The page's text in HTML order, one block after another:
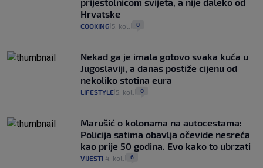
prijestolnicom svijeta, a nije daleko od
Hrvatske
COOKING 5. kol. 0
Nekad ga je imala gotovo svaka kuća u
Jugoslaviji, a danas postiže cijenu od
nekoliko stotina eura
LIFESTYLE 5. kol. 0
Marušić o kolonama na autocestama:
Policija satima obavlja očevide nesreća
kao prije 50 godina. Evo kako to ubrzati
VIJESTI 4. kol. 6